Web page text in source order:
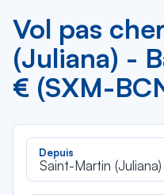
Vol pas
(Juliana) -
€ (SXM-
Depuis
Saint-Martin (Juliana)